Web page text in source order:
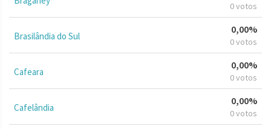
0 votos
Brasilândia do Sul
0,00%
0 votos
Cafeara
0,00%
0 votos
Cafelândia
0,00%
0 votos